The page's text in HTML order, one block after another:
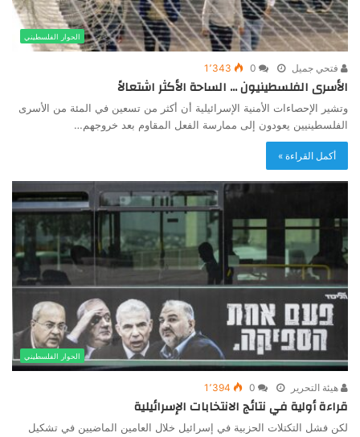
الحوار الفلسطيني
فتحي جميل 0 1٬343
الأسرى الفلسطينيون … الساحة الأكثر اشتعالاً
وتشير الإحصاءات الأمنية الإسرائيلية أن أكثر من تسعين في المئة من الأسرى
الفلسطينيين يعودون إلى ممارسة الفعل المقاوم بعد خروجهم…
أكمل القراءة »
الحوار الفلسطيني
هيئة التحرير 0 1٬394
قراءة أولية في نتائج الانتخابات الإسرائيلية
لكن فشل التكتلات الحزبية في إسرائيل خلال العامين الماضيين في تشكيل